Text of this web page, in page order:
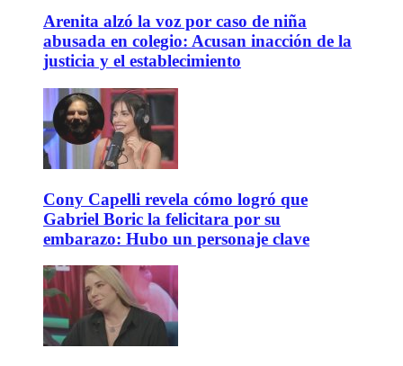
Arenita alzó la voz por caso de niña
abusada en colegio: Acusan inacción de la
justicia y el establecimiento
Cony Capelli revela cómo logró que
Gabriel Boric la felicitara por su
embarazo: Hubo un personaje clave